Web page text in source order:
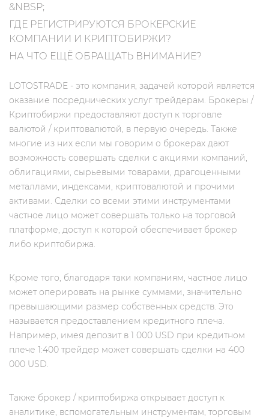
&NBSP;
ГДЕ РЕГИСТРИРУЮТСЯ БРОКЕРСКИЕ
КОМПАНИИ И КРИПТОБИРЖИ?
НА ЧТО ЕЩЁ ОБРАЩАТЬ ВНИМАНИЕ?
LOTOSTRADE - это компания, задачей которой является
оказание посреднических услуг трейдерам. Брокеры /
Криптобиржи предоставляют доступ к торговле
валютой / криптовалютой, в первую очередь. Также
многие из них если мы говорим о брокерах дают
возможность совершать сделки с акциями компаний,
облигациями, сырьевыми товарами, драгоценными
металлами, индексами, криптовалютой и прочими
активами. Сделки со всеми этими инструментами
частное лицо может совершать только на торговой
платформе, доступ к которой обеспечивает брокер
либо криптобиржа.
Кроме того, благодаря таки компаниям, частное лицо
может оперировать на рынке суммами, значительно
превышающими размер собственных средств. Это
называется предоставлением кредитного плеча.
Например, имея депозит в 1 000 USD при кредитном
плече 1:400 трейдер может совершать сделки на 400
000 USD.
Также брокер / криптобиржа открывает доступ к
аналитике, вспомогательным инструментам, торговым